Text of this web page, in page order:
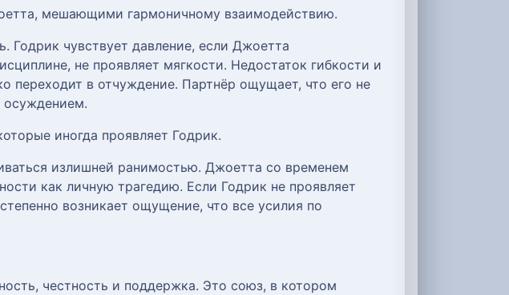
мешающими гармоничному взаимодействию.
Годрик чувствует давление, если Джоетта
не проявляет мягкости. Недостаток гибкости и
переходит в отчуждение. Партнёр ощущает, что его не
осуждением.
иногда проявляет Годрик.
излишней ранимостью. Джоетта со временем
как личную трагедию. Если Годрик не проявляет
возникает ощущение, что все усилия по
честность и поддержка. Это союз, в котором